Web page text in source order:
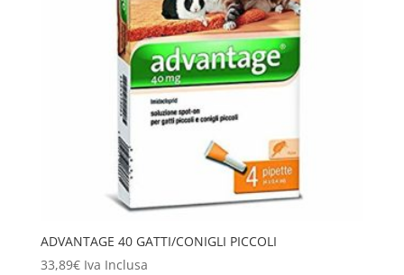
ADVANTAGE 40 GATTI/CONIGLI PICCOLI
33,89€ Iva Inclusa